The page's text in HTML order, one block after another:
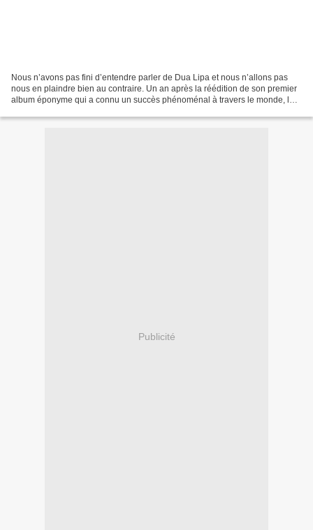
Nous n’avons pas fini d’entendre parler de Dua Lipa et nous n’allons pas
nous en plaindre bien au contraire. Un an après la réédition de son premier
album éponyme qui a connu un succès phénoménal à travers le monde, la
Publicité